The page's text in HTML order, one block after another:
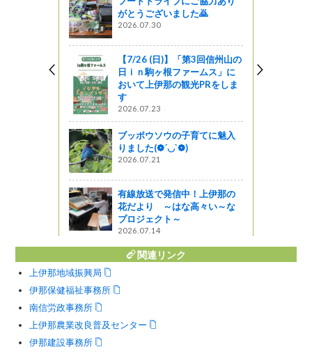
がとうございました🙇
2026.07.30
【7/26 (日)】「第3回信州山の
日ｉｎ駒ヶ根ファームス」に
おいて上伊那の観光PRをしま
す
2026.07.23
ブッポウソウの子育てに魅入
りました(❁´◡`❁)
2026.07.21
有線放送で発信中！上伊那の
花だより ～はな高々い～な
プロジェクト～
2026.07.14
関連リンク
上伊那地域振興局
伊那保健福祉事務所
南信労政事務所
上伊那農業改良普及センター
伊那建設事務所